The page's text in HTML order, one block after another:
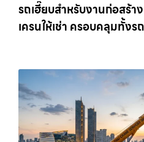
รถเฮี๊ยบสำหรับงานก่อสร้า
เครนให้เช่า ครอบคลุมทั้งร